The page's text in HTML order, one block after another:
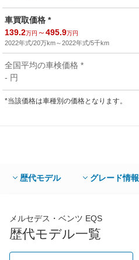
車買取価格 *
139.2万円 ～495.9万円
2022年式/20万km～2022年式/5千km
全国平均の車検価格 *
- 円
*当該価格は車種別の価格となります。
歴代モデル グレード情報
メルセデス・ベンツ EQS
歴代モデル一覧